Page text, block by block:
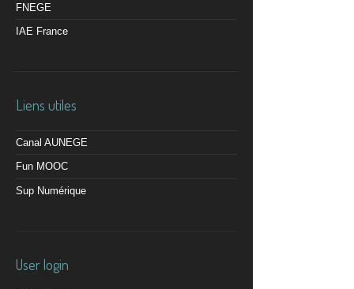
FNEGE
IAE France
Liens utiles
Canal AUNEGE
Fun MOOC
Sup Numérique
User login